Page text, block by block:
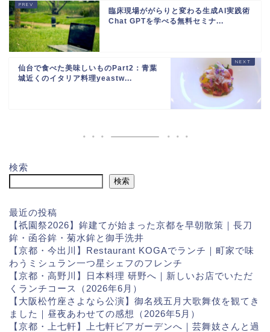
臨床現場ががらりと変わる生成AI実践術
Chat GPTを学べる無料セミナ...
仙台で食べた美味しいものPart2：青葉
城近くのイタリア料理yeastw...
検索
検索
最近の投稿
【祇園祭2026】鉾建てが始まった京都を早朝散策｜長刀
鉾・函谷鉾・菊水鉾と御手洗井
【京都・今出川】Restaurant KOGAでランチ｜町家で味
わうミシュラン一つ星シェフのフレンチ
【京都・高野川】日本料理 研野へ｜新しいお店でいただ
くランチコース（2026年6月）
【大阪松竹座さよなら公演】御名残五月大歌舞伎を観てき
ました｜昼夜あわせての感想（2026年5月）
【京都・上七軒】上七軒ビアガーデンへ｜芸舞妓さんと過